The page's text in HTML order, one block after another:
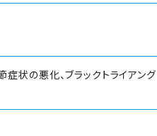
状の悪化、ブラックトライアング